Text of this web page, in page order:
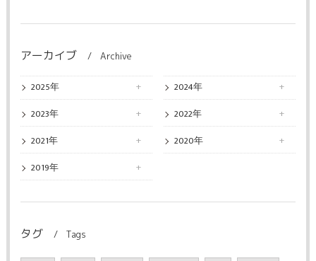
アーカイブ Archive
2025年
2024年
2023年
2022年
2021年
2020年
2019年
タグ Tags